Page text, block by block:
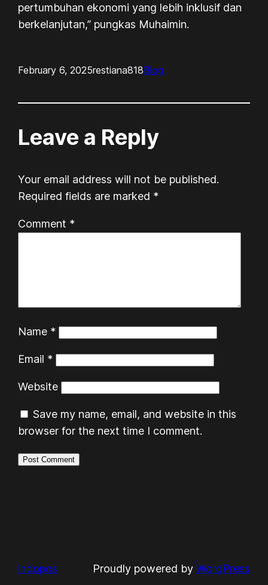
pertumbuhan ekonomi yang lebih inklusif dan
berkelanjutan,” pungkas Muhaimin.
February 6, 2025restiana818Blog
Leave a Reply
Your email address will not be published.
Required fields are marked *
Comment *
Name *
Email *
Website
Save my name, email, and website in this
browser for the next time I comment.
indopos Proudly powered by WordPress